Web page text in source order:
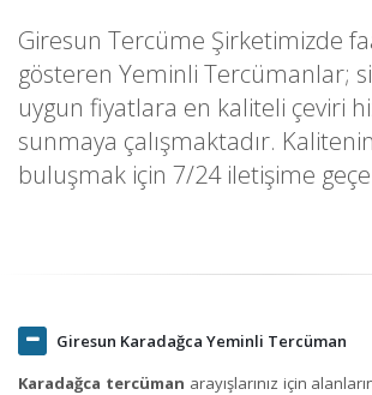
Giresun Tercüme Şirketimizde
gösteren Yeminli Tercümanlar;
uygun fiyatlara en kaliteli çeviri
sunmaya çalışmaktadır.
buluşmak için 7/24 iletişime
Giresun Karadağca Yeminli Tercüman
Karadağca tercüman arayışlarınız için